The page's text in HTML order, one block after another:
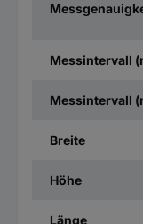
Messintervall
Messintervall
Breite
Höhe
Länge